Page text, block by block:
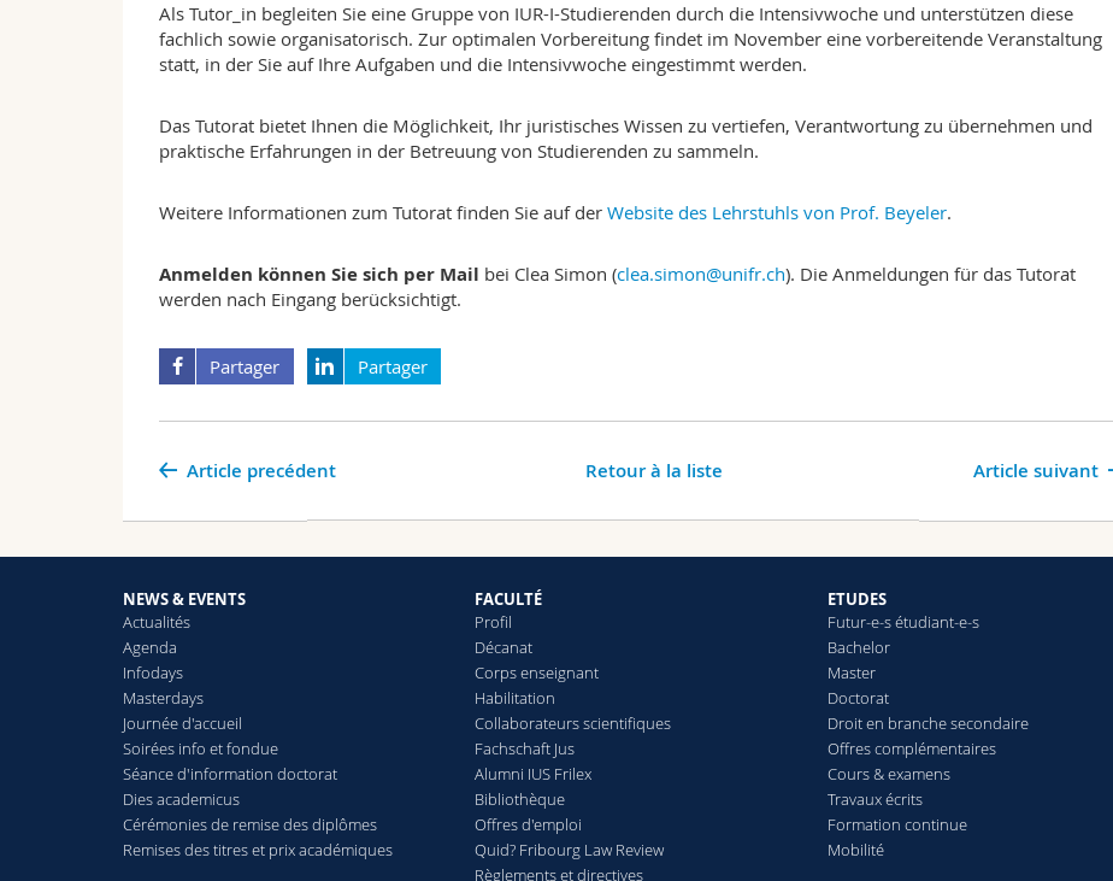
Als Tutor_in begleiten Sie eine Gruppe von IUR-I-Studierenden durch die Intensivwoche und unterstützen diese
fachlich sowie organisatorisch. Zur optimalen Vorbereitung findet im November eine vorbereitende Veranstaltung
statt, in der Sie auf Ihre Aufgaben und die Intensivwoche eingestimmt werden.
Das Tutorat bietet Ihnen die Möglichkeit, Ihr juristisches Wissen zu vertiefen, Verantwortung zu übernehmen und
praktische Erfahrungen in der Betreuung von Studierenden zu sammeln.
Weitere Informationen zum Tutorat finden Sie auf der Website des Lehrstuhls von Prof. Beyeler.
Anmelden können Sie sich per Mail bei Clea Simon (clea.simon@unifr.ch). Die Anmeldungen für das Tutorat
werden nach Eingang berücksichtigt.
Partager Partager
Article suivant
Article precédent Retour à la liste
NEWS & EVENTS
Actualités
Agenda
Infodays
Masterdays
Journée d'accueil
Soirées info et fondue
Séance d'information doctorat
Dies academicus
Cérémonies de remise des diplômes
Remises des titres et prix académiques
FACULTÉ
Profil
Décanat
Corps enseignant
Habilitation
Collaborateurs scientifiques
Fachschaft Jus
Alumni IUS Frilex
Bibliothèque
Offres d'emploi
Quid? Fribourg Law Review
Règlements et directives
ETUDES
Futur-e-s étudiant-e-s
Bachelor
Master
Doctorat
Droit en branche secondaire
Offres complémentaires
Cours & examens
Travaux écrits
Formation continue
Mobilité